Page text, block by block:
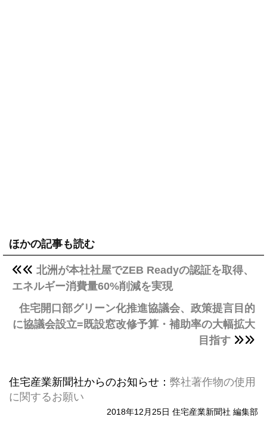
ほかの記事も読む
北洲が本社社屋でZEB Readyの認証を取得、
エネルギー消費量60%削減を実現
住宅開口部グリーン化推進協議会、政策提言目的
に協議会設立=既設窓改修予算・補助率の大幅拡大
目指す
住宅産業新聞社からのお知らせ： 弊社著作物の使用
に関するお願い
2018年12月25日 住宅産業新聞社 編集部